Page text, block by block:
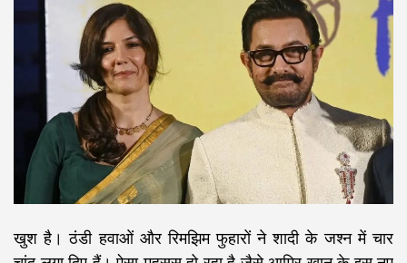
खुश है। ठंडी हवाओं और रिमझिम फुहारों ने शादी के जश्न में चार